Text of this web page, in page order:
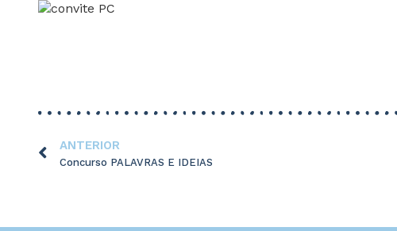
ANTERIOR
Concurso PALAVRAS E IDEIAS